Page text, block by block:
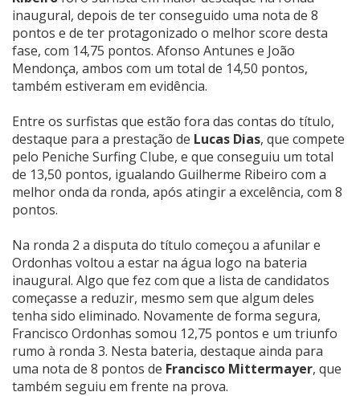
inaugural, depois de ter conseguido uma nota de 8
pontos e de ter protagonizado o melhor score desta
fase, com 14,75 pontos. Afonso Antunes e João
Mendonça, ambos com um total de 14,50 pontos,
também estiveram em evidência.
Entre os surfistas que estão fora das contas do título,
destaque para a prestação de Lucas Dias, que compete
pelo Peniche Surfing Clube, e que conseguiu um total
de 13,50 pontos, igualando Guilherme Ribeiro com a
melhor onda da ronda, após atingir a excelência, com 8
pontos.
Na ronda 2 a disputa do título começou a afunilar e
Ordonhas voltou a estar na água logo na bateria
inaugural. Algo que fez com que a lista de candidatos
começasse a reduzir, mesmo sem que algum deles
tenha sido eliminado. Novamente de forma segura,
Francisco Ordonhas somou 12,75 pontos e um triunfo
rumo à ronda 3. Nesta bateria, destaque ainda para
uma nota de 8 pontos de Francisco Mittermayer, que
também seguiu em frente na prova.